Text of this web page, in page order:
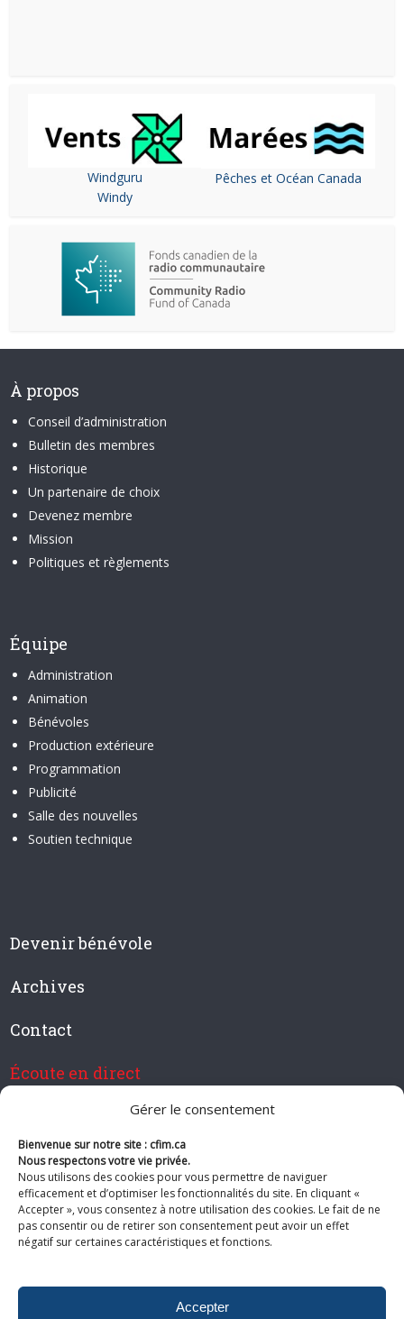
Gérer le consentement
Bienvenue sur notre site : cfim.ca
Nous respectons votre vie privée.
Nous utilisons des cookies pour vous permettre de naviguer
efficacement et d’optimiser les fonctionnalités du site. En cliquant «
Accepter », vous consentez à notre utilisation des cookies. Le fait de ne
pas consentir ou de retirer son consentement peut avoir un effet
négatif sur certaines caractéristiques et fonctions.
Accepter
Windguru
Windy
Pêches et Océan Canada
À propos
Conseil d’administration
Bulletin des membres
Historique
Un partenaire de choix
Devenez membre
Mission
Politiques et règlements
Équipe
Administration
Animation
Bénévoles
Production extérieure
Programmation
Publicité
Salle des nouvelles
Soutien technique
Devenir bénévole
Archives
Contact
Écoute en direct
Devenir membre de CFIM
Suivez-nous